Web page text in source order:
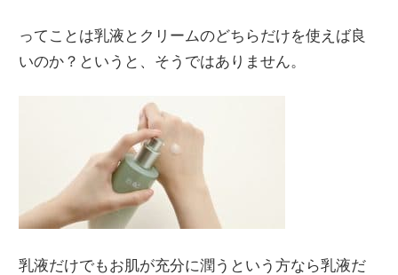
ってことは乳液とクリームのどちらだけを使えば良
いのか？というと、そうではありません。
乳液だけでもお肌が充分に潤うという方なら乳液だ